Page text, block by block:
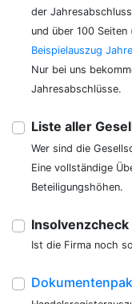
der
und über 100
Beispielauszug
Nur bei uns
Jahresabschlüsse.
Liste aller
Wer sind die
Eine vollständige
Beteiligungshöhen.
Insolvenzcheck
Ist die Firma noch